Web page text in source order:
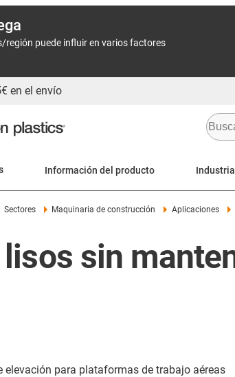
región puede influir en varios factores
en el envío
Información del producto
Sectores Maquinaria de construcción Aplicaciones
sin
elevación para plataformas de trabajo aéreas